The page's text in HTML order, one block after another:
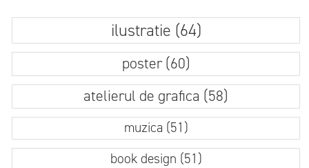
ilustratie (64)
poster (60)
atelierul de grafica (58)
muzica (51)
book design (51)